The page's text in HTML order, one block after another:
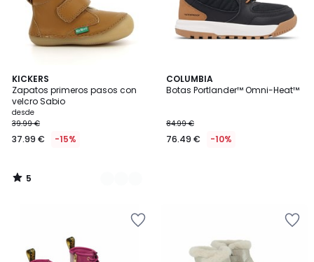
KICKERS
Zapatos primeros pasos con
velcro Sabio
desde
39.99 €
37.99 € -15%
5
/
5
2
Colores
5
/
COLUMBIA
Botas Portlander™ Omni-Heat™
84.99 €
76.49 € -10%